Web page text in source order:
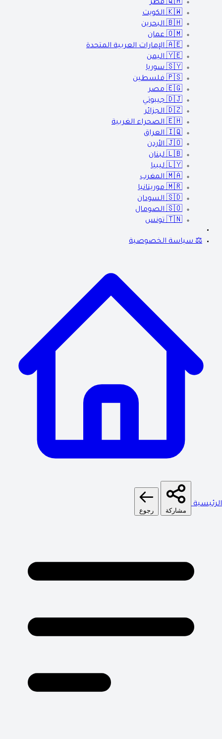
🇶🇦 قطر
🇰🇼 الكويت
🇧🇭 البحرين
🇴🇲 عمان
🇦🇪 الإمارات العربية المتحدة
🇾🇪 اليمن
🇸🇾 سوريا
🇵🇸 فلسطين
🇪🇬 مصر
🇩🇯 جيبوتي
🇩🇿 الجزائر
🇪🇭 الصحراء الغربية
🇮🇶 العراق
🇯🇴 الأردن
🇱🇧 لبنان
🇱🇾 ليبيا
🇲🇦 المغرب
🇲🇷 موريتانيا
🇸🇩 السودان
🇸🇴 الصومال
🇹🇳 تونس
⚖️ سياسة الخصوصية
الرئيسية
مشاركة رجوع